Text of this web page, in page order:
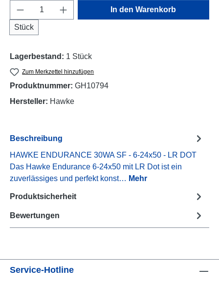
Produkt Anzahl: Gib den gewünschten
Stück
In den Warenkorb
Lagerbestand: 1 Stück
Zum Merkzettel hinzufügen
Produktnummer: GH10794
Hersteller: Hawke
Beschreibung
HAWKE ENDURANCE 30WA SF - 6-24x50 - LR DOT
Das Hawke Endurance 6-24x50 mit LR Dot ist ein
zuverlässiges und perfekt konst… Mehr
Produktsicherheit
Bewertungen
Service-Hotline